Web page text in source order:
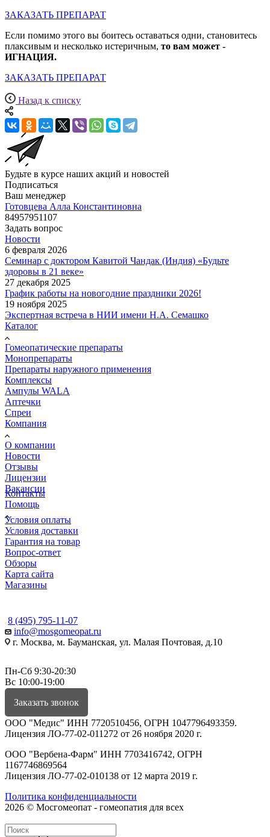
ЗАКАЗАТЬ ПРЕПАРАТ
Если помимо этого вы боитесь оставаться одни, становитесь
плаксивым и несколько истеричным, то вам может -
ИГНАЦИЯ.
ЗАКАЗАТЬ ПРЕПАРАТ
Назад к списку
Будьте в курсе наших акций и новостей
Подписаться
Ваш менеджер
Готовцева Алла Константиновна
84957951107
Задать вопрос
Новости
6 февраля 2026
Семинар с доктором Кавитой Чандак (Индия) «Будьте
здоровы в 21 веке»
27 декабря 2025
График работы на новогодние праздники 2026!
19 ноября 2025
Экспертная встреча в НИИ имени Н.А. Семашко
Каталог
Гомеопатические препараты
Монопрепараты
Препараты наружного применения
Комплексы
Ампулы WALA
Аптечки
Спреи
Компания
О компании
Новости
Отзывы
Лицензии
Вакансии
Контакты
Помощь
Условия оплаты
Условия доставки
Гарантия на товар
Вопрос-ответ
Обзоры
Карта сайта
Магазины
8 (495) 795-11-07
info@mosgomeopat.ru
г. Москва, м. Бауманская, ул. Малая Почтовая, д.10
Пн-Сб 9:30-20:30
Вс 10:00-19:00
Заказать звонок
ООО "Медис" ИНН 7720510456, ОГРН 1047796493359.
Лицензия ЛО-77-02-011272 от 26 ноября 2020 г.
ООО "Вербена-Фарм" ИНН 7703416742, ОГРН
1167746869564
Лицензия ЛО-77-02-010138 от 12 марта 2019 г.
Политика конфиденциальности
2026 © Мосгомеопат - гомеопатия для всех